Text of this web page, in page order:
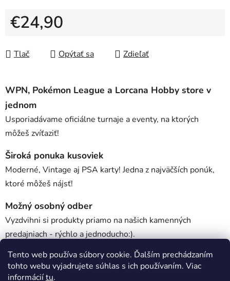
Tento web používa súbory cookie. Ďalším prechádzaním
tohto webu vyjadrujete súhlas s ich používaním. Viac
informáciítu.
€24,90
Tlač
Opýtať sa Zdieľať
WPN, Pokémon League a Lorcana Hobby store v
jednom
Usporiadávame oficiálne turnaje a eventy, na ktorých
môžeš zvíťaziť!
Široká ponuka kusoviek
Moderné, Vintage aj PSA karty! Jedna z najväčších ponúk,
ktoré môžeš nájsť!
Možný osobný odber
Vyzdvihni si produkty priamo na našich kamenných
predajniach - rýchlo a jednoducho:).
Popis